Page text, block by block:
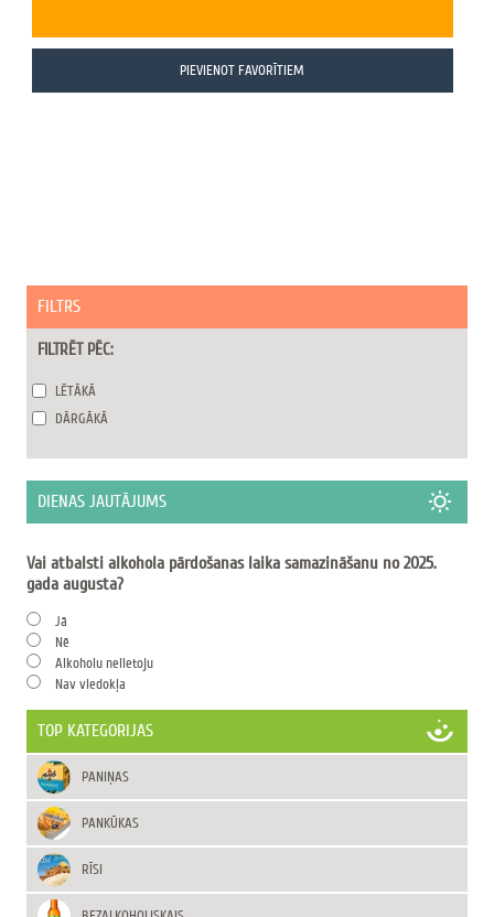
PIEVIENOT FAVORĪTIEM
FILTRS
FILTRĒT PĒC:
LĒTĀKĀ
DĀRGĀKĀ
DIENAS JAUTĀJUMS
Vai atbalsti alkohola pārdošanas laika samazināšanu no 2025.
gada augusta?
Jā
Nē
Alkoholu nelietoju
Nav viedokļa
TOP KATEGORIJAS
PANIŅAS
PANKŪKAS
RĪSI